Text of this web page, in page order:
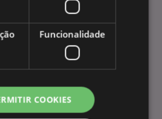
sobre produtos
Aviso Legal
ético
é a Puckator?
Funcionalidade
COOKIES